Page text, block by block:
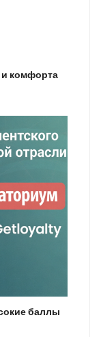
и комфорта
баллы